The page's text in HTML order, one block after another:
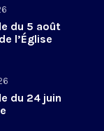
du 5 août
l’Église
du 24 juin